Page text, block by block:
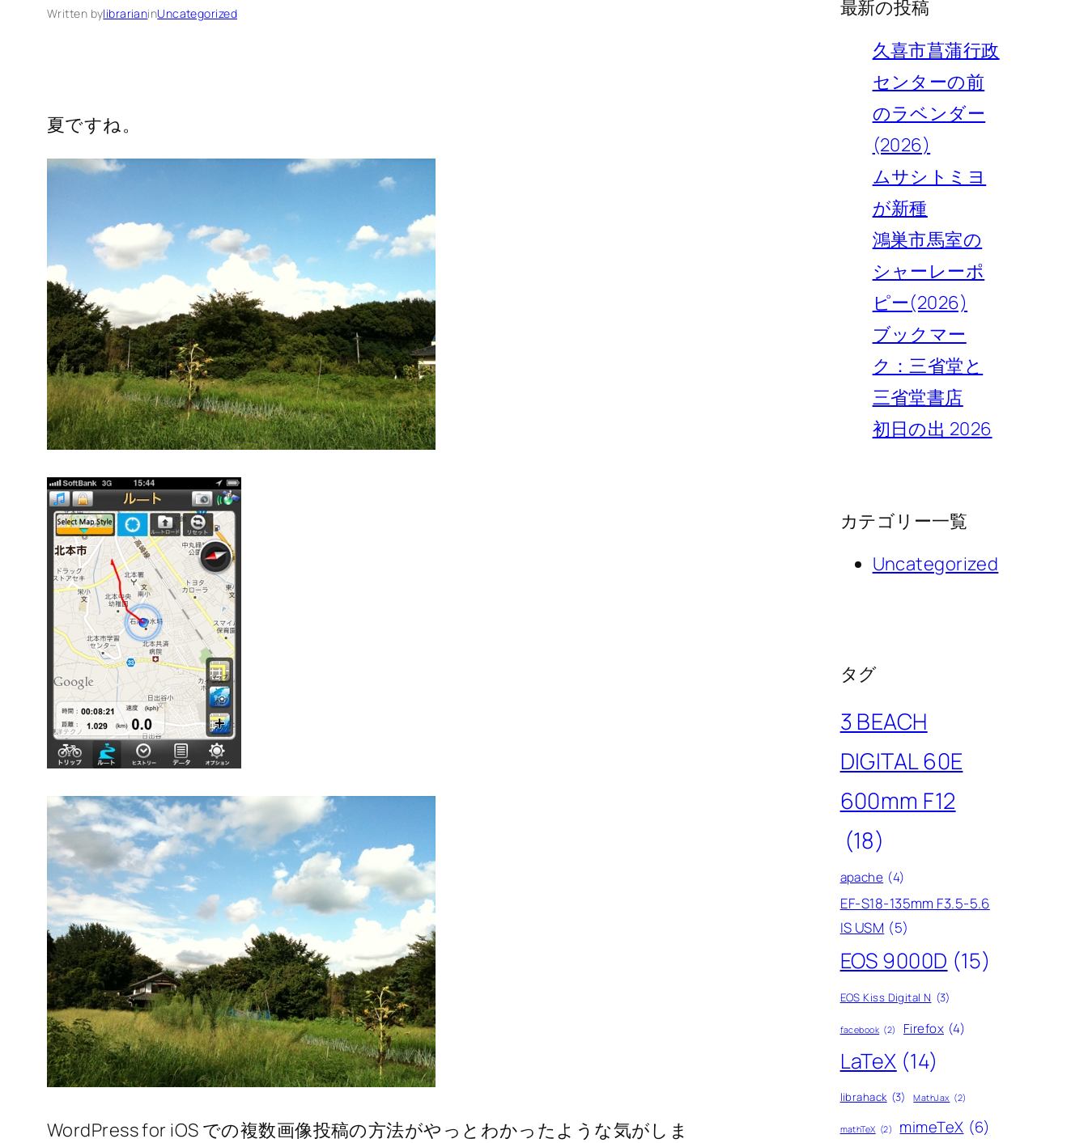
Written bylibrarianinUncategorized
夏ですね。
WordPress for iOS での複数画像投稿の方法がやっとわかったような気がしま
最新の投稿
久喜市菖蒲行政
センターの前
のラベンダー
(2026)
ムサシトミヨ
が新種
鴻巣市馬室の
シャーレーポ
ピー(2026)
ブックマー
ク：三省堂と
三省堂書店
初日の出 2026
カテゴリー一覧
Uncategorized
タグ
3 BEACH
DIGITAL 60E
600mm F12
(18)
apache (4)
EF-S18-135mm F3.5-5.6
IS USM (5)
EOS 9000D (15)
EOS Kiss Digital N (3)
facebook (2) Firefox (4)
LaTeX (14)
librahack (3) MathJax (2)
mathTeX (2) mimeTeX (6)